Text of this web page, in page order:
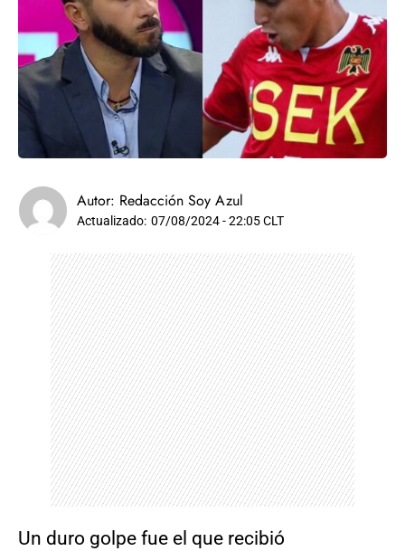
Autor: Redacción Soy Azul
Actualizado: 07/08/2024 - 22:05 CLT
Un duro golpe fue el que recibió